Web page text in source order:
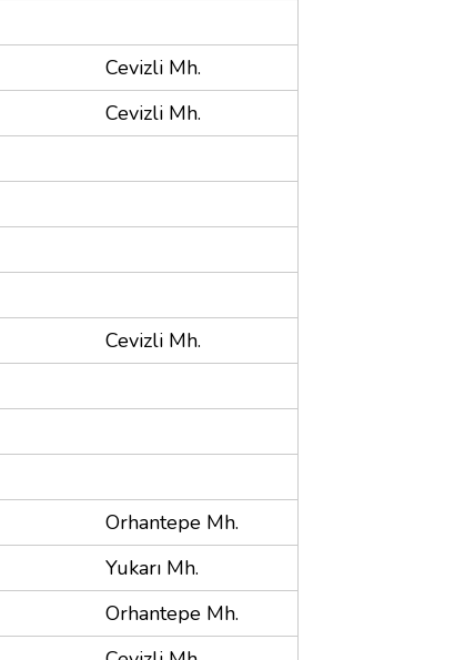
Cevizli Mh.
Cevizli Mh.
Cevizli Mh.
Orhantepe Mh.
Yukarı Mh.
Orhantepe Mh.